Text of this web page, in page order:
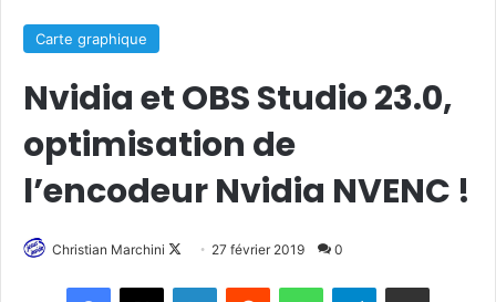
Carte graphique
Nvidia et OBS Studio 23.0,
optimisation de
l’encodeur Nvidia NVENC !
Christian Marchini 27 février 2019 0
Telegram